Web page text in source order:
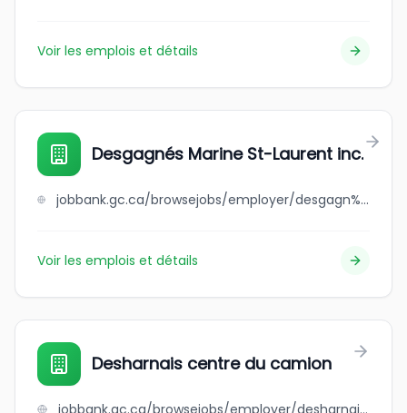
Voir les emplois et détails
Desgagnés Marine St-Laurent inc.
jobbank.gc.ca/browsejobs/employer/desgagn%C3%A9s+marine+st-laurent+inc./ca
Voir les emplois et détails
Desharnais centre du camion
jobbank.gc.ca/browsejobs/employer/desharnais+centre+du+camion/ca